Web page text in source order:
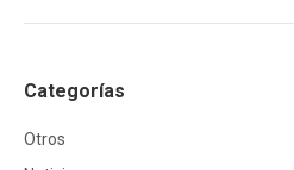
Categorías
Otros